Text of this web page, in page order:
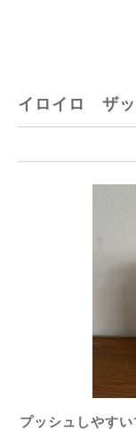
イロイロ ザッ
プッシュしやす